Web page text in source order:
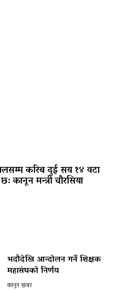
करिब दुई सय १४ वटा
मन्त्री चौरसिया
भदौदेखि आन्दोलन गर्ने शिक्षक
महासंघको निर्णय
कानून खबर